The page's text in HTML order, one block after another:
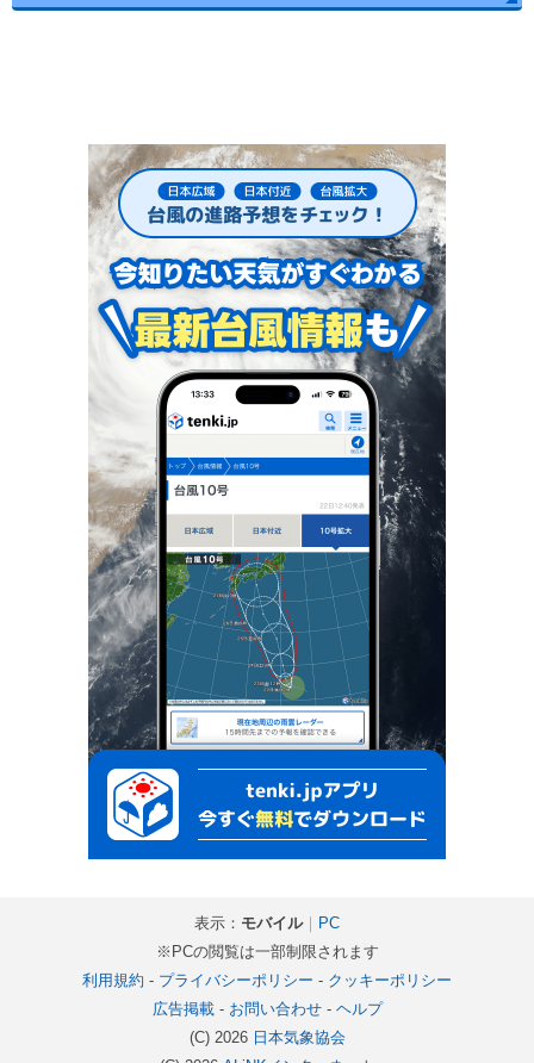
表示： モバイル｜ PC
※PCの閲覧は一部制限されます
利用規約 - プライバシーポリシー - クッキーポリシー
広告掲載- お問い合わせ- ヘルプ
(C) 2026 日本気象協会